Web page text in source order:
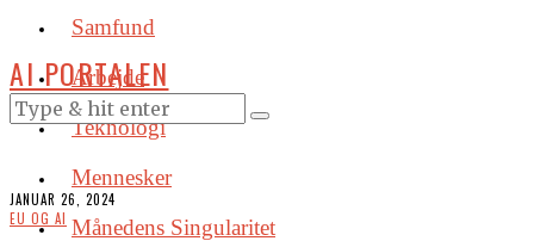
Samfund
Arbejde
Teknologi
Mennesker
Månedens Singularitet
AI PORTALEN
JANUAR 26, 2024
EU OG AI